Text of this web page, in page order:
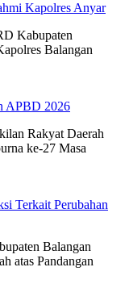
Kapolres Anyar
Kabupaten
Balangan
APBD 2026
Rakyat Daerah
ke-27 Masa
Terkait Perubahan
Balangan
atas Pandangan